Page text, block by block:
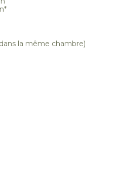
la même chambre)